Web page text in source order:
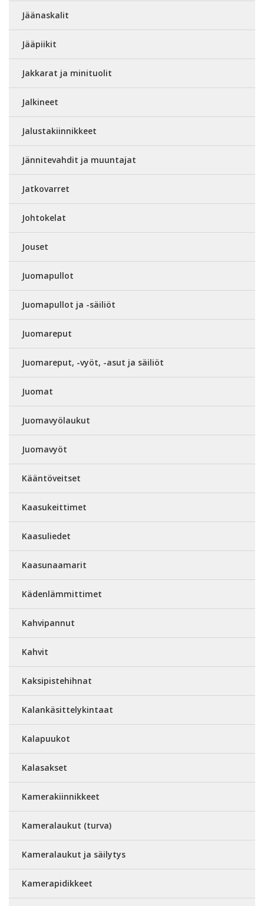
Jäänaskalit
Jääpiikit
Jakkarat ja minituolit
Jalkineet
Jalustakiinnikkeet
Jännitevahdit ja muuntajat
Jatkovarret
Johtokelat
Jouset
Juomapullot
Juomapullot ja -säiliöt
Juomareput
Juomareput, -vyöt, -asut ja säiliöt
Juomat
Juomavyölaukut
Juomavyöt
Kääntöveitset
Kaasukeittimet
Kaasuliedet
Kaasunaamarit
Kädenlämmittimet
Kahvipannut
Kahvit
Kaksipistehihnat
Kalankäsittelykintaat
Kalapuukot
Kalasakset
Kamerakiinnikkeet
Kameralaukut (turva)
Kameralaukut ja säilytys
Kamerapidikkeet